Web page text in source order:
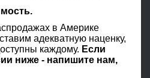
в Америке
адекватную наценку,
каждому. Если
ниже - напишите нам,